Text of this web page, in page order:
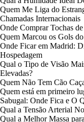
Quem Me Liga do
Chamadas Internacionais
Onde Comprar Tochas
Quem Marcou os Gols
Onde Ficar em Madrid:
Hospedagem
Qual o Tipo de Visão
Elevadas?
Quem Não Tem Cão
Quem está em primeiro
Sabugal: Onde Fica e O
Qual a Tensão Arterial
Qual a Melhor Massa